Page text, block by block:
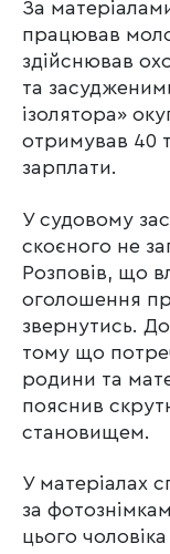
За
працював
здійснював
та
ізолятора»
отримував 40
зарплати.
У судовому
скоєного не
Розповів, що
оголошення
звернутись.
тому що
родини та
пояснив
становищем.
У матеріалах
за
цього